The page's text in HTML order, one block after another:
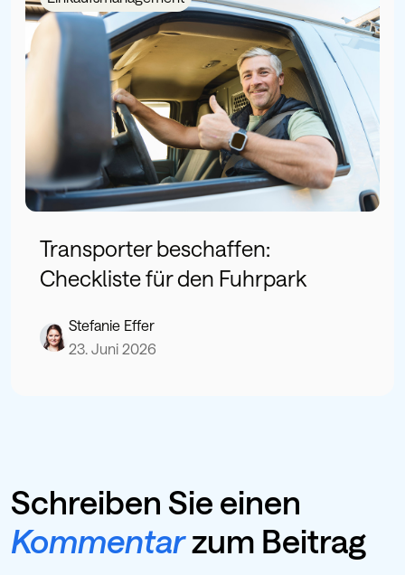
Transporter beschaffen:
Checkliste für den Fuhrpark
Stefanie Effer
23. Juni 2026
Schreiben Sie einen
Kommentarzum Beitrag